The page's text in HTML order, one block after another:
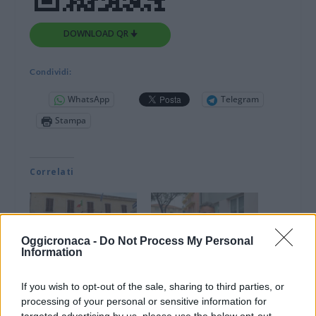
Oggicronaca - Do Not Process My Personal
Information
If you wish to opt-out of the sale, sharing to third parties, or
processing of your personal or sensitive information for
DOWNLOAD QR 🠋
Condividi:
WhatsApp
Telegram
Stampa
Correlati
San Bartolomeo al
nuovo assessore con
deleghe a Frazioni,
bilancio degli
interventi eseguiti e